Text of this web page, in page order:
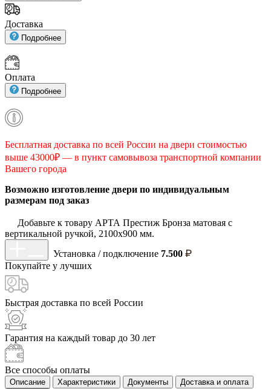
Доставка
Подробнее
Оплата
Подробнее
Бесплатная доставка по всей России на двери стоимостью
выше 43000₽ — в пункт самовывоза транспортной компании
Вашего города
Возможно изготовление двери по индивидуальным
размерам под заказ
Добавьте к товару АРТА Престиж Бронза матовая с
вертикальной ручкой, 2100х900 мм.
Установка / подключение 7.500
Покупайте у лучших
Быстрая доставка по всей России
Гарантия на каждый товар до 30 лет
Все способы оплаты
Описание Характеристики Документы
Доставка и оплата